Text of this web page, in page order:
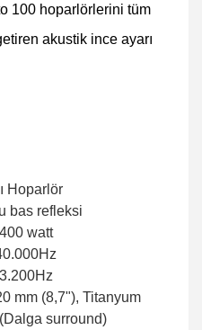
100 hoparlörlerini tüm
akustik ince ayarı
Hoparlör
bas refleksi
watt
mm (8,7"), Titanyum
surround)